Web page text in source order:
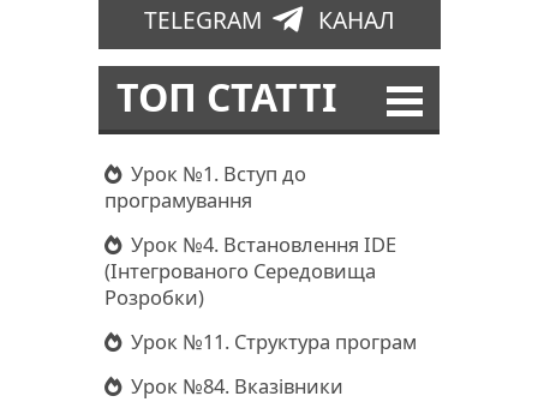
TELEGRAM КАНАЛ
ТОП СТАТТІ
Урок №1. Вступ до
програмування
Урок №4. Встановлення IDE
(Інтегрованого Середовища
Розробки)
Урок №11. Структура програм
Урок №84. Вказівники